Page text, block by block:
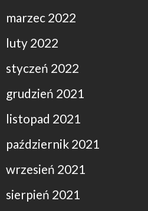
marzec 2022
luty 2022
styczeń 2022
grudzień 2021
listopad 2021
październik 2021
wrzesień 2021
sierpień 2021